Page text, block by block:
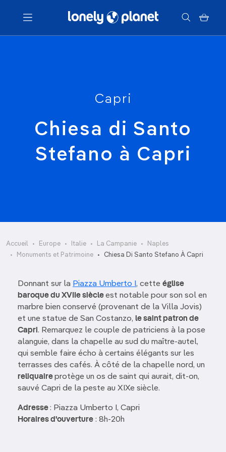
Menu
Capri
Chiesa di Santo
Stefano à Capri
Accueil Europe Italie La Campanie
Naples
Monuments et Patrimoine
Chiesa Di Santo Stefano À Capri
Donnant sur la Piazza Umberto I , cette église
baroque du XVIIe siècleest notable pour son sol en
marbre bien conservé (provenant de la Villa Jovis)
et une statue de San Costanzo, le saint patron de
Capri . Remarquez le couple de patriciens à la pose
alanguie, dans la chapelle au sud du maître-autel,
qui semble faire écho à certains élégants sur les
terrasses des cafés. À côté de la chapelle nord, un
reliquaireprotège un os de saint qui aurait, dit-on,
sauvé Capri de la peste au XIXe siècle.
Adresse: Piazza Umberto I, Capri
Horaires d'ouverture : 8h-20h